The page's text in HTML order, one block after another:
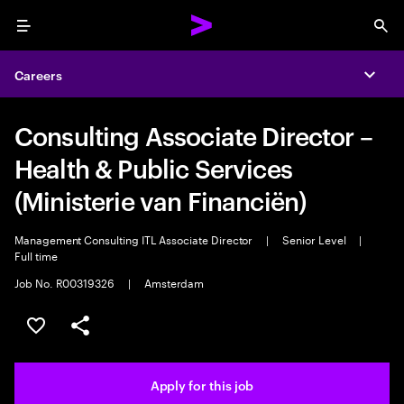
Menu
Careers
Consulting Associate Director –
Health & Public Services
(Ministerie van Financiën)
Management Consulting ITL Associate Director | Senior Level
|
Full time
Job No. R00319326
| Amsterdam
Save this job
Share this job
Apply for this job